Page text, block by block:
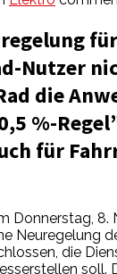
Nutzer
die
%-
für
Donnerstag, 8.
Neuregelung
die
soll.